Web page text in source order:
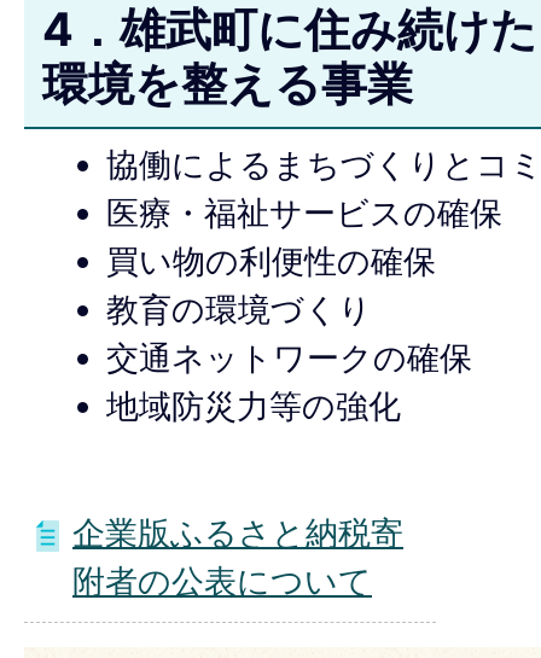
4．雄武町に住み続け
環境を整える事業
協働によるまちづくりとコ
医療・福祉サービスの確保
買い物の利便性の確保
教育の環境づくり
交通ネットワークの確保
地域防災力等の強化
企業版ふるさと納税寄
附者の公表について